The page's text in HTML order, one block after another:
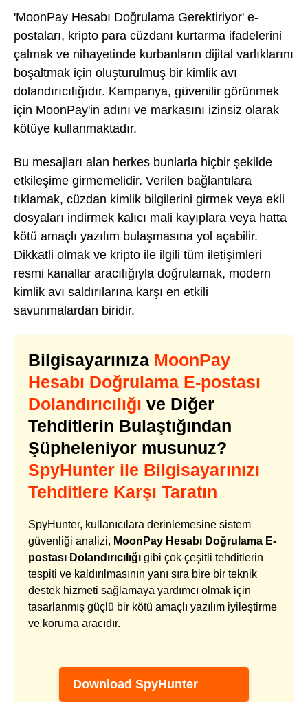
'MoonPay Hesabı Doğrulama Gerektiriyor' e-
postaları, kripto para cüzdanı kurtarma ifadelerini
çalmak ve nihayetinde kurbanların dijital varlıklarını
boşaltmak için oluşturulmuş bir kimlik avı
dolandırıcılığıdır. Kampanya, güvenilir görünmek
için MoonPay'in adını ve markasını izinsiz olarak
kötüye kullanmaktadır.
Bu mesajları alan herkes bunlarla hiçbir şekilde
etkileşime girmemelidir. Verilen bağlantılara
tıklamak, cüzdan kimlik bilgilerini girmek veya ekli
dosyaları indirmek kalıcı mali kayıplara veya hatta
kötü amaçlı yazılım bulaşmasına yol açabilir.
Dikkatli olmak ve kripto ile ilgili tüm iletişimleri
resmi kanallar aracılığıyla doğrulamak, modern
kimlik avı saldırılarına karşı en etkili
savunmalardan biridir.
Bilgisayarınıza MoonPay
Hesabı Doğrulama E-postası
Dolandırıcılığı ve Diğer
Tehditlerin Bulaştığından
Şüpheleniyor musunuz?
SpyHunter ile Bilgisayarınızı
Tehditlere Karşı Taratın
SpyHunter, kullanıcılara derinlemesine sistem
güvenliği analizi, MoonPay Hesabı Doğrulama E-
postası Dolandırıcılığı gibi çok çeşitli tehditlerin
tespiti ve kaldırılmasının yanı sıra bire bir teknik
destek hizmeti sağlamaya yardımcı olmak için
tasarlanmış güçlü bir kötü amaçlı yazılım iyileştirme
ve koruma aracıdır.
Download SpyHunter